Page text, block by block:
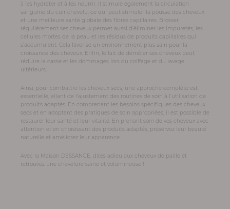
à les hydrater et à les nourrir. Il stimule également la circulation
sanguine du cuir chevelu, ce qui peut stimuler la pousse des cheveux
et une meilleure santé globale des fibres capillaires. Brosser
régulièrement ses cheveux permet aussi d’éliminer les impuretés, les
cellules mortes de la peau et les résidus de produits capillaires qui
s’accumulent. Cela favorise un environnement plus sain pour la
croissance des cheveux. Enfin, le fait de démêler ses cheveux peut
réduire la casse et les dommages lors du coiffage et du lavage
ultérieurs.
Ainsi, pour combattre les cheveux secs, une approche complète est
essentielle, allant de l’ajustement des routines de soin à l’utilisation de
produits adaptés. En comprenant les besoins spécifiques des cheveux
secs et en adoptant des pratiques de soin appropriées, il est possible de
restaurer leur santé et leur vitalité. En prenant soin de vos cheveux avec
attention et en choisissant des produits adaptés, préservez leur beauté
naturelle et améliorez leur apparence.
Avec la Maison DESSANGE, dites adieu aux cheveux de paille et
retrouvez une chevelure saine et volumineuse !